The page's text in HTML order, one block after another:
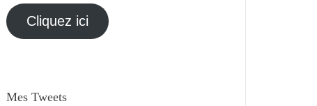
électronique
Cliquez ici
Mes Tweets